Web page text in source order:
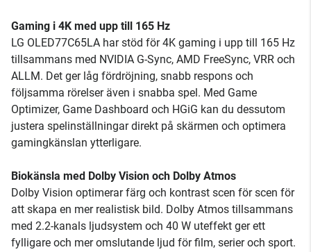
Gaming i 4K med upp till 165 Hz
LG OLED77C65LA har stöd för 4K gaming i upp till 165 Hz
tillsammans med NVIDIA G-Sync, AMD FreeSync, VRR och
ALLM. Det ger låg fördröjning, snabb respons och
följsamma rörelser även i snabba spel. Med Game
Optimizer, Game Dashboard och HGiG kan du dessutom
justera spelinställningar direkt på skärmen och optimera
gamingkänslan ytterligare.
Biokänsla med Dolby Vision och Dolby Atmos
Dolby Vision optimerar färg och kontrast scen för scen för
att skapa en mer realistisk bild. Dolby Atmos tillsammans
med 2.2-kanals ljudsystem och 40 W uteffekt ger ett
fylligare och mer omslutande ljud för film, serier och sport.